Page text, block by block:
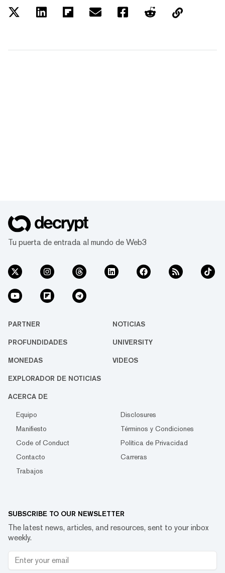
Tu puerta de entrada al mundo de Web3
PARTNER NOTICIAS
PROFUNDIDADES UNIVERSITY
MONEDAS VIDEOS
EXPLORADOR DE NOTICIAS
ACERCA DE
Equipo
Disclosures
Manifiesto
Términos y Condiciones
Code of Conduct
Política de Privacidad
Contacto
Carreras
Trabajos
SUBSCRIBE TO OUR NEWSLETTER
The latest news, articles, and resources, sent to your inbox
weekly.